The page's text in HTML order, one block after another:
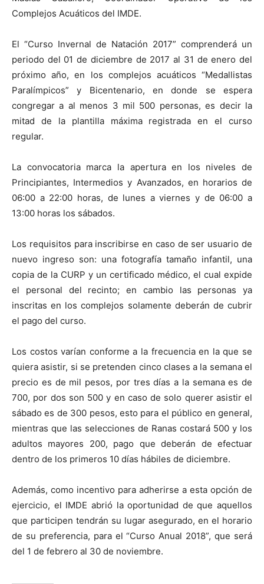
Complejos Acuáticos del IMDE.
El “Curso Invernal de Natación 2017” comprenderá un
periodo del 01 de diciembre de 2017 al 31 de enero del
próximo año, en los complejos acuáticos “Medallistas
Paralímpicos” y Bicentenario, en donde se espera
congregar a al menos 3 mil 500 personas, es decir la
mitad de la plantilla máxima registrada en el curso
regular.
La convocatoria marca la apertura en los niveles de
Principiantes, Intermedios y Avanzados, en horarios de
06:00 a 22:00 horas, de lunes a viernes y de 06:00 a
13:00 horas los sábados.
Los requisitos para inscribirse en caso de ser usuario de
nuevo ingreso son: una fotografía tamaño infantil, una
copia de la CURP y un certificado médico, el cual expide
el personal del recinto; en cambio las personas ya
inscritas en los complejos solamente deberán de cubrir
el pago del curso.
Los costos varían conforme a la frecuencia en la que se
quiera asistir, si se pretenden cinco clases a la semana el
precio es de mil pesos, por tres días a la semana es de
700, por dos son 500 y en caso de solo querer asistir el
sábado es de 300 pesos, esto para el público en general,
mientras que las selecciones de Ranas costará 500 y los
adultos mayores 200, pago que deberán de efectuar
dentro de los primeros 10 días hábiles de diciembre.
Además, como incentivo para adherirse a esta opción de
ejercicio, el IMDE abrió la oportunidad de que aquellos
que participen tendrán su lugar asegurado, en el horario
de su preferencia, para el “Curso Anual 2018”, que será
del 1 de febrero al 30 de noviembre.